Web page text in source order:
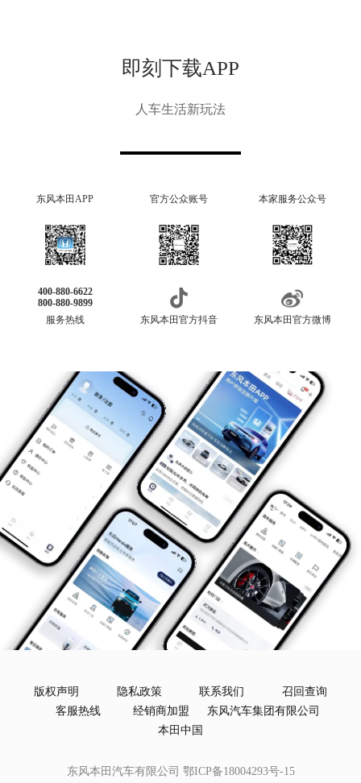
即刻下载APP
人车生活新玩法
东风本田APP 官方公众账号 本家服务公众号
400-880-6622
800-880-9899
服务热线
东风本田官方抖音 东风本田官方微博
版权声明 隐私政策 联系我们
召回查询
客服热线
经销商加盟
东风汽车集团有限公司
本田中国
东风本田汽车有限公司 鄂ICP备18004293号-15